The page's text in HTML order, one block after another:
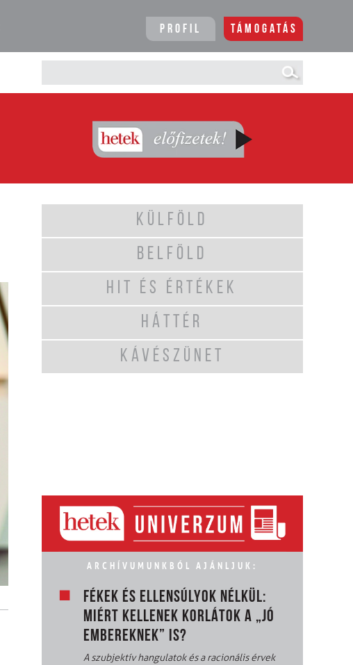
Profil Támogatás
KÜLFÖLD
BELFÖLD
HIT ÉS ÉRTÉKEK
HÁTTÉR
KÁVÉSZÜNET
ARCHÍVUMUNKBÓL AJÁNLJUK:
FÉKEK ÉS ELLENSÚLYOK NÉLKÜL:
MIÉRT KELLENEK KORLÁTOK A „JÓ
EMBEREKNEK” IS?
A szubjektív hangulatok és a racionális érvek